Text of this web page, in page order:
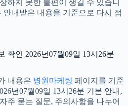
하지 못한 불편이 생길 수 있습니
내받은 내용을 기준으로 다시 점
확인 2026년07월09일 13시26분
내용은 병원마케팅 페이지를 기준
년07월09일 13시26분 기본 안내,
주 묻는 질문, 주의사항을 나누어